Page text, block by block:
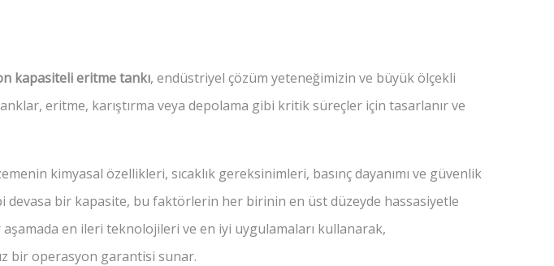
kapasiteli eritme tankı, endüstriyel çözüm yeteneğimizin ve büyük ölçekli
eritme, karıştırma veya depolama gibi kritik süreçler için tasarlanır ve
kimyasal özellikleri, sıcaklık gereksinimleri, basınç dayanımı ve güvenlik
bir kapasite, bu faktörlerin her birinin en üst düzeyde hassasiyetle
en ileri teknolojileri ve en iyi uygulamaları kullanarak,
bir operasyon garantisi sunar.